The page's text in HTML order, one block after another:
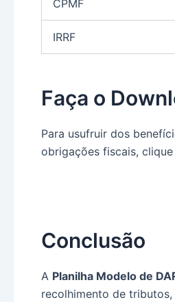
CPMF
IRRF
Faça o
Para usufruir dos
obrigações fiscais,
Conclusão
A Planilha Modelo de
recolhimento de